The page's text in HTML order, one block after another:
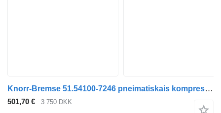
Knorr-Bremse 51.54100-7246 pneimatiskais kompresors paredzēts MAN kravas automašīnas
501,70 € 3 750 DKK